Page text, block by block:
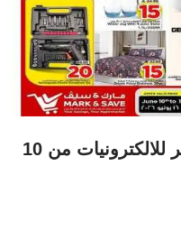
عروض مارك اند سيف الخبر للالكترونيات من 10